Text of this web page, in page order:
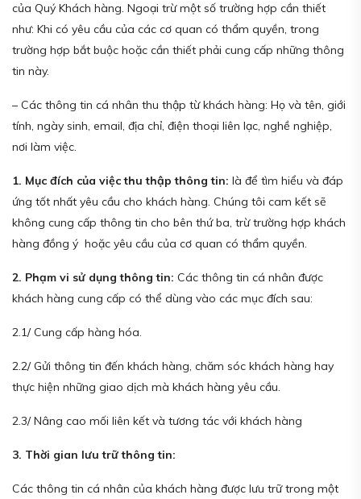
của Quý Khách hàng. Ngoại trừ một số trường hợp cần thiết
như: Khi có yêu cầu của các cơ quan có thẩm quyền, trong
trường hợp bắt buộc hoặc cần thiết phải cung cấp những thông
tin này.
– Các thông tin cá nhân thu thập từ khách hàng: Họ và tên, giới
tính, ngày sinh, email, địa chỉ, điện thoại liên lạc, nghề nghiệp,
nơi làm việc.
1. Mục đích của việc thu thập thông tin: là để tìm hiểu và đáp
ứng tốt nhất yêu cầu cho khách hàng. Chúng tôi cam kết sẽ
không cung cấp thông tin cho bên thứ ba, trừ trường hợp khách
hàng đồng ý hoặc yêu cầu của cơ quan có thẩm quyền.
2. Phạm vi sử dụng thông tin: Các thông tin cá nhân được
khách hàng cung cấp có thể dùng vào các mục đích sau:
2.1/ Cung cấp hàng hóa.
2.2/ Gửi thông tin đến khách hàng, chăm sóc khách hàng hay
thực hiện những giao dịch mà khách hàng yêu cầu.
2.3/ Nâng cao mối liên kết và tương tác với khách hàng
3. Thời gian lưu trữ thông tin:
Các thông tin cá nhân của khách hàng được lưu trữ trong một